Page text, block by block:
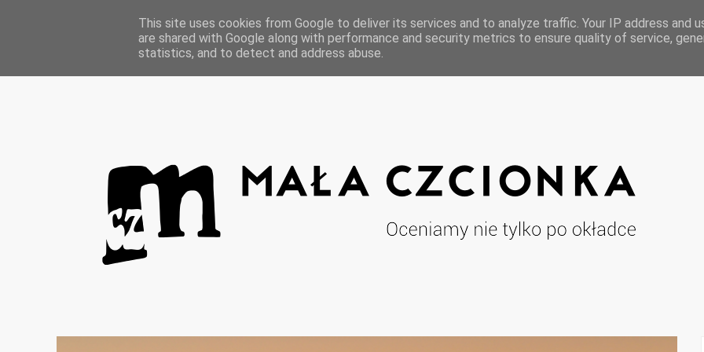
Strona głównaThis site uses cookies from Google to deliver its services and to analyze traffic. Your IP address and
are shared with Google along with performance and security metrics to ensure quality of service,
statistics, and to detect and address abuse.